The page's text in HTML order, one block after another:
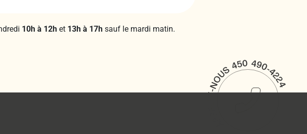
10h à 12h et 13h à 17h sauf le mardi matin.